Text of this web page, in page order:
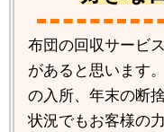
布団の回収サービ
があると思います
の入所、年末の断
状況でもお客様の